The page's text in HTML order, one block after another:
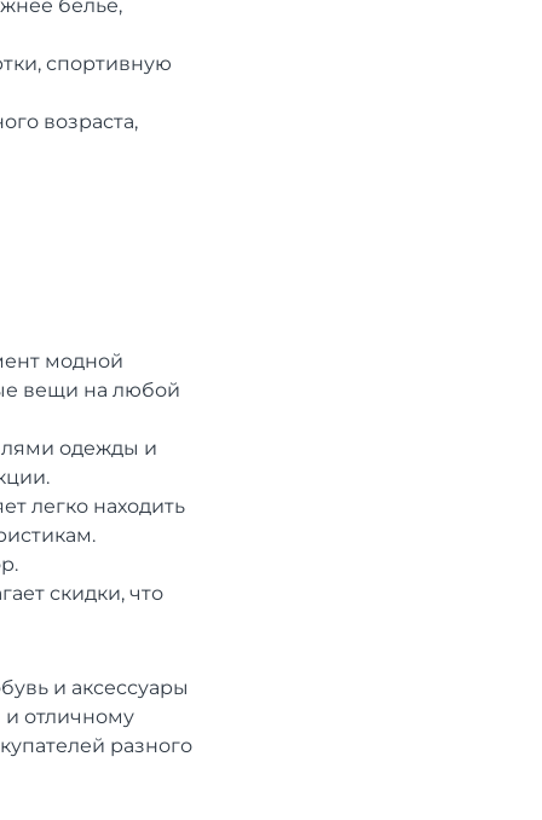
белье,
спортивную
возраста,
модной
вещи на любой
одежды и
легко находить
скидки, что
и аксессуары
и отличному
разного